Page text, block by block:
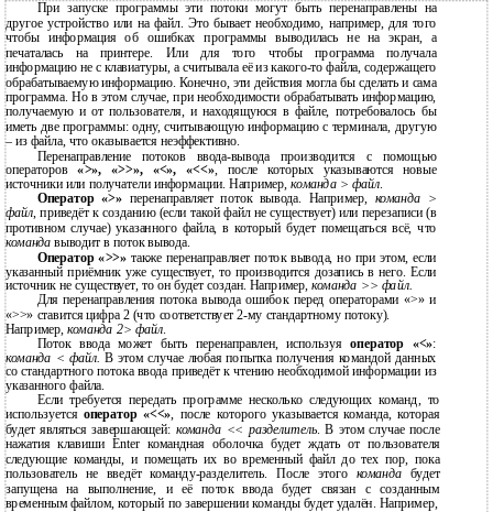
При запуске программы эти потоки могут быть перенаправлены на
другое устройство или на файл. Это бывает необходимо, например, для того
чтобы информация об ошибках программы выводилась не на экран, а
печаталась на принтере. Или для того чтобы программа получала
информацию не с клавиатуры, а считывала её из какого-то файла, содержащего
обрабатываемую информацию. Конечно, эти действия могла бы сделать и сама
программа. Но в этом случае, при необходимости обрабатывать информацию,
получаемую и от пользователя, и находящуюся в файле, потребовалось бы
иметь две программы: одну, считывающую информацию с терминала, другую
– из файла, что оказывается неэффективно.
Перенаправление потоков ввода-вывода производится с помощью
операторов«>», «>>», «<», «<<», после которых указываются новые
источники или получатели информации. Например,команда > файл.
Оператор «>» перенаправляет поток вывода. Например, команда >
файл, приведёт к созданию (если такой файл не существует) или перезаписи (в
противном случае) указанного файла, в который будет помещаться всё, что
командавыводит в поток вывода.
Оператор «>>»также перенаправляет поток вывода, но при этом, если
указанный приёмник уже существует, то производится дозапись в него. Если
источник не существует, то он будет создан. Например,команда >> файл.
Для перенаправления потока вывода ошибок перед операторами «>» и
«>>» ставится цифра 2 (что соответствует 2-му стандартному потоку).
Например,команда 2> файл.
Поток ввода может быть перенаправлен, используяоператор «<»:
команда < файл. В этом случае любая попытка получения командой данных
со стандартного потока ввода приведёт к чтению необходимой информации из
указанного файла.
Если требуется передать программе несколько следующих команд, то
используется оператор «<<», после которого указывается команда, которая
будет являться завершающей: команда << разделитель. В этом случае после
нажатия клавиши Enter командная оболочка будет ждать от пользователя
следующие команды, и помещать их во временный файл до тех пор, пока
пользователь не введёт команду-разделитель. После этого команда будет
запущена на выполнение, и её поток ввода будет связан с созданным
временным файлом, который по завершении команды будет удалён. Например,